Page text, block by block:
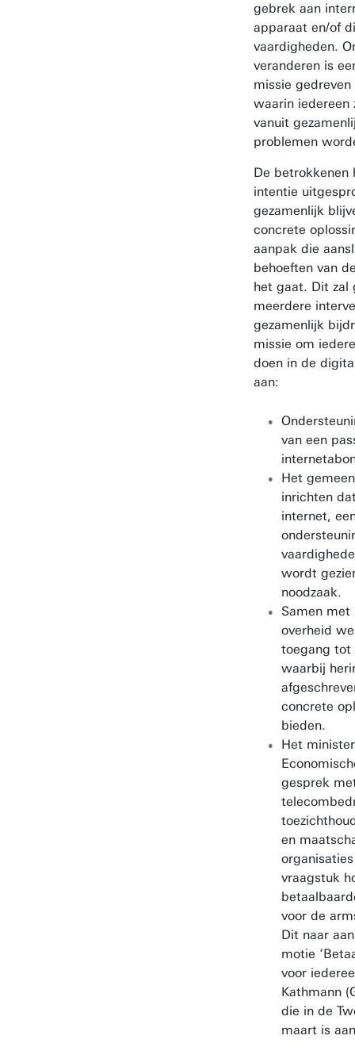
gebrek aan
apparaat en/of
vaardigheden.
veranderen is
missie
waarin iedereen
vanuit
problemen
De betrokkenen
intentie
gezamenlijk
concrete
aanpak die
behoeften van
het gaat. Dit zal
meerdere
gezamenlijk
missie om
doen in de
aan:
van een
Het
inrichten
internet,
wordt
noodzaak.
Samen met
overheid
toegang tot
waarbij
concrete
bieden.
Het
gesprek
en
vraagstuk
voor de
Dit naar
motie
voor
Kathmann
die in de
maart is